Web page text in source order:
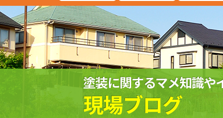
塗装に関するマメ知識や
現場ブログ